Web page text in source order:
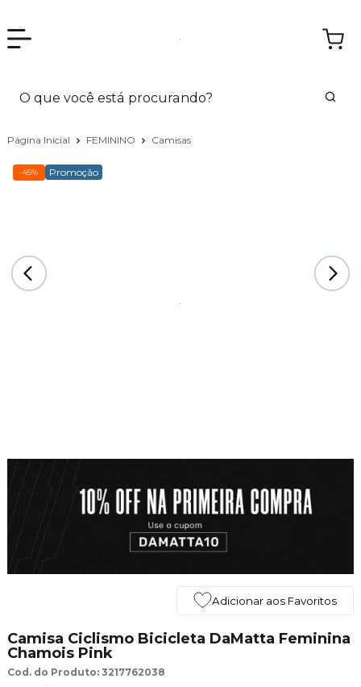
Página Inicial FEMININO Camisas
-45% Promoção
Adicionar aos Favoritos
Camisa Ciclismo Bicicleta DaMatta Feminina
Chamois Pink
Cod. do Produto: 3217762038